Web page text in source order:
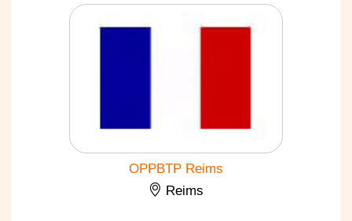
OPPBTP Reims
Reims